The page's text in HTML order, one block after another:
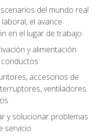
del mundo real
el avance
en el lugar de trabajo
y alimentación
accesorios de
ventiladores
y solucionar problemas
servicio